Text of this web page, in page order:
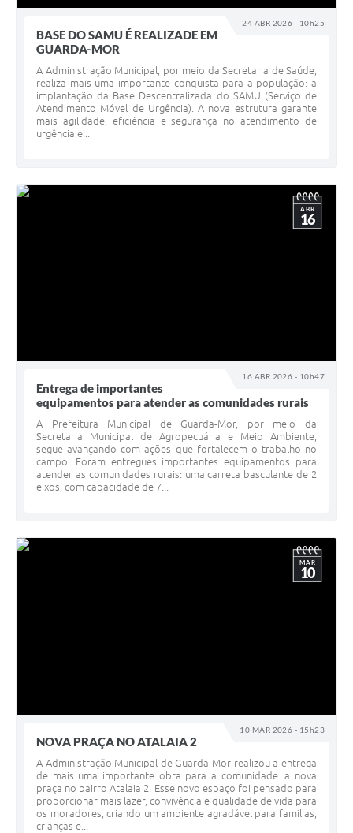
24 ABR 2026 - 10h25
BASE DO SAMU É REALIZADE EM
GUARDA-MOR
A Administração Municipal, por meio da Secretaria de Saúde,
realiza mais uma importante conquista para a população: a
implantação da Base Descentralizada do SAMU (Serviço de
Atendimento Móvel de Urgência). A nova estrutura garante
mais agilidade, eficiência e segurança no atendimento de
urgência e...
16 ABR 2026 - 10h47
ABR
16
Entrega de importantes
equipamentos para atender as comunidades rurais
A Prefeitura Municipal de Guarda-Mor, por meio da
Secretaria Municipal de Agropecuária e Meio Ambiente,
segue avançando com ações que fortalecem o trabalho no
campo. Foram entregues importantes equipamentos para
atender as comunidades rurais: uma carreta basculante de 2
eixos, com capacidade de 7...
10 MAR 2026 - 15h23
MAR
10
NOVA PRAÇA NO ATALAIA 2
A Administração Municipal de Guarda-Mor realizou a entrega
de mais uma importante obra para a comunidade: a nova
praça no bairro Atalaia 2. Esse novo espaço foi pensado para
proporcionar mais lazer, convivência e qualidade de vida para
os moradores, criando um ambiente agradável para famílias,
crianças e...